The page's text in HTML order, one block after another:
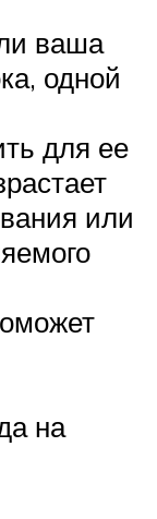
ваша
одной
для ее
или
на